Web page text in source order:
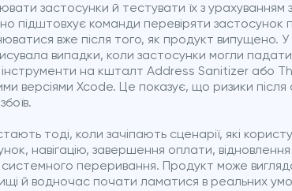
застосунки й тестувати їх з урахуванням
підштовхує команди перевіряти
вже після того, як продукт випущено.
випадки, коли застосунки могли
інструменти на кшталт Address Sanitizer або
версіями Xcode. Це показує, що ризики
тоді, коли зачіпають сценарії, які
навігацію, завершення оплати, відновлення
системного переривання. Продукт може
й водночас почати ламатися в реальних